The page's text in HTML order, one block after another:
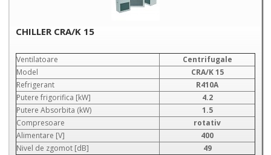
CHILLER CRA/K 15
Ventilatoare
Centrifugale
Model
CRA/K 15
Refrigerant
R410A
Putere frigorifica [kW]
4.2
Putere Absorbita (kW)
1.5
Compresoare
rotativ
Alimentare [V]
400
Nivel de zgomot [dB]
49